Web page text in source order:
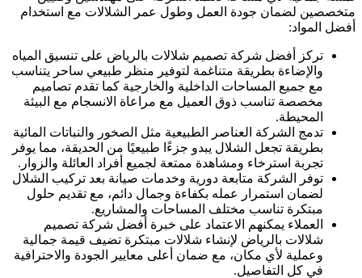
متخصصين لضمان جودة العمل وطول عمر الشلالات مع استخدام
أفضل المواد:
تركز أفضل شركة تصميم شلالات بالرياض على تنسيق المياه
والإضاءة بطريقة متناغمة لتوفير منظر طبيعي ساحر يتناسب
مع جميع المساحات الداخلية والخارجية كما تقدم تصاميم
مخصصة تناسب ذوق العميل مع مراعاة الانسجام مع البيئة
المحيطة.
تدمج الشركة العناصر الطبيعية مثل الصخور والنباتات المائية
بطريقة تجعل الشلال يبدو جزءًا طبيعيًا من الحديقة، مما يوفر
تجربة استرخاء ومشاهدة ممتعة لجميع أفراد العائلة والزوار.
توفر الشركة متابعة دورية وخدمات صيانة بعد تركيب الشلال
لضمان استمرار عمله بكفاءة وجمال دائم، مع تقديم حلول
مبتكرة تناسب مختلف المساحات والمشاريع.
العملاء يمكنهم الاعتماد على خبرة أفضل شركة تصميم
شلالات بالرياض لإنشاء شلالات مبتكرة تضيف قيمة جمالية
وعملية لأي مكان، مع ضمان أعلى معايير الجودة والاحترافية
في كل التفاصيل.